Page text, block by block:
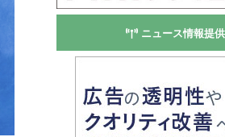
ニュース情報提